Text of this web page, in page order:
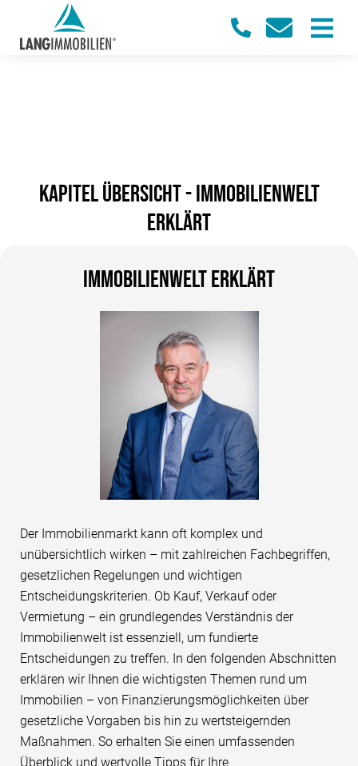
Kapitel Übersicht - IMMOBILIENWELT
ERKLÄRT
IMMOBILIENWELT ERKLÄRT
Der Immobilienmarkt kann oft komplex und
unübersichtlich wirken – mit zahlreichen Fachbegriffen,
gesetzlichen Regelungen und wichtigen
Entscheidungskriterien. Ob Kauf, Verkauf oder
Vermietung – ein grundlegendes Verständnis der
Immobilienwelt ist essenziell, um fundierte
Entscheidungen zu treffen. In den folgenden Abschnitten
erklären wir Ihnen die wichtigsten Themen rund um
Immobilien – von Finanzierungsmöglichkeiten über
gesetzliche Vorgaben bis hin zu wertsteigernden
Maßnahmen. So erhalten Sie einen umfassenden
Überblick und wertvolle Tipps für Ihre